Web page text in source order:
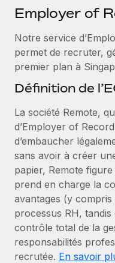
Rationalisez vos
SERVICES
Demandez aux
Recevez des
Contrôles
Simplifiez vos
candidats
Remote
Gardez un temps
matière de
Gestion des
Achetez et suivez
Partenaires
Devenir
Explorez avec
Remote Build
l’IA
ÉTUDES DE CAS
Événements
Salle de presse
Données sur les
Centre de ressources
Voir toutes les
BLOG
Paie multipays
EOR et PEO
Gestion des
Employer of
Notre service
permet de recruter,
premier plan à
Définition de
La société Remote,
d’Employer of
d’embaucher
sans avoir à créer
papier, Remote
prend en charge la
avantages (y
processus RH,
contrôle total de la
responsabilités
recrutée. En savoir